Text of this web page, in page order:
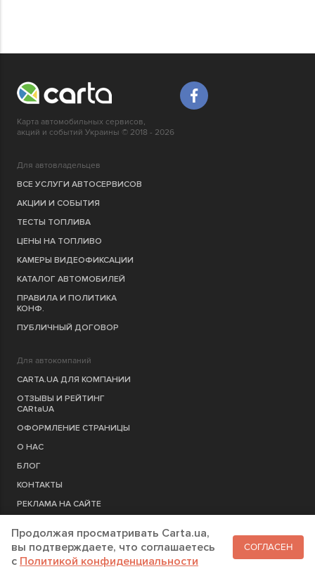
Карта автомобильных сервисов,
акций и событий Украины © 2018 - 2026
Для автовладельцев
ВСЕ УСЛУГИ АВТОСЕРВИСОВ
АКЦИИ И СОБЫТИЯ
ТЕСТЫ ТОПЛИВА
ЦЕНЫ НА ТОПЛИВО
КАМЕРЫ ВИДЕОФИКСАЦИИ
КАТАЛОГ АВТОМОБИЛЕЙ
ПРАВИЛА И ПОЛИТИКА
КОНФ.
ПУБЛИЧНЫЙ ДОГОВОР
Для автокомпаний
CARTA.UA ДЛЯ КОМПАНИИ
ОТЗЫВЫ И РЕЙТИНГ
CARtaUA
ОФОРМЛЕНИЕ СТРАНИЦЫ
О НАС
БЛОГ
КОНТАКТЫ
РЕКЛАМА НА САЙТЕ
РЕГИСТРАЦИЯ КОМПАНИЮ
Продолжая просматривать Carta.ua,
вы подтверждаете, что соглашаетесь
c Политикой конфиденциальности
СОГЛАСЕН